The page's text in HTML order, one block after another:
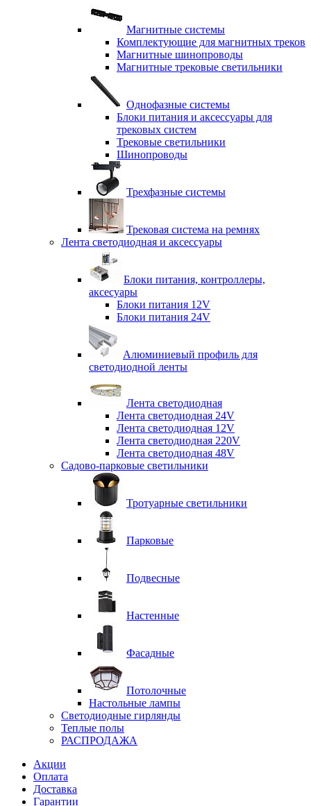
Магнитные системы
Комплектующие для магнитных треков
Магнитные шинопроводы
Магнитные трековые светильники
Однофазные системы
Блоки питания и аксессуары для
трековых систем
Трековые светильники
Шинопроводы
Трехфазные системы
Трековая система на ремнях
Лента светодиодная и аксессуары
Блоки питания, контроллеры,
аксесуары
Блоки питания 12V
Блоки питания 24V
Алюминиевый профиль для
светодиодной ленты
Лента светодиодная
Лента светодиодная 24V
Лента светодиодная 12V
Лента светодиодная 220V
Лента светодиодная 48V
Садово-парковые светильники
Тротуарные светильники
Парковые
Подвесные
Настенные
Фасадные
Потолочные
Настольные лампы
Светодиодные гирлянды
Теплые полы
РАСПРОДАЖА
Акции
Оплата
Доставка
Гарантии